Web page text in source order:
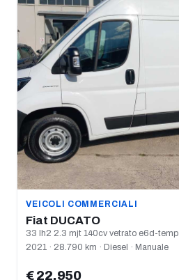
VEICOLI COMMERCIALI
Fiat DUCATO
33 lh2 2.3 mjt 140cv vetrato e6d-temp
2021 · 28.790 km · Diesel · Manuale
€ 22.950